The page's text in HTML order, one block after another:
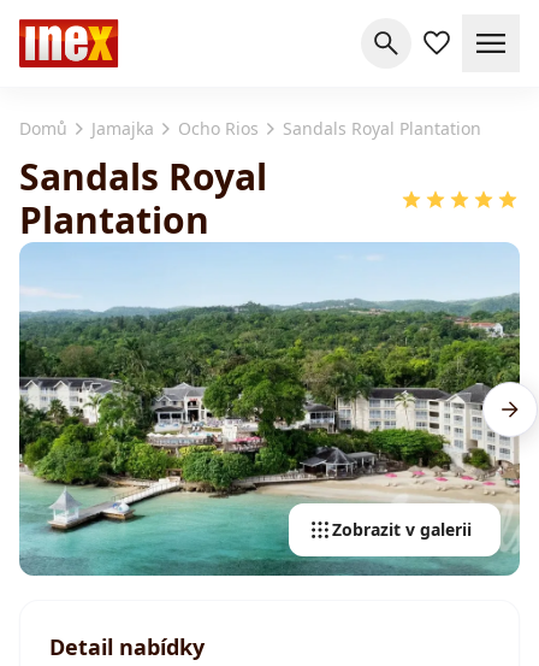
Domů Jamajka Ocho Rios Sandals Royal Plantation
Sandals Royal
Plantation
Zobrazit v galerii
Detail nabídky